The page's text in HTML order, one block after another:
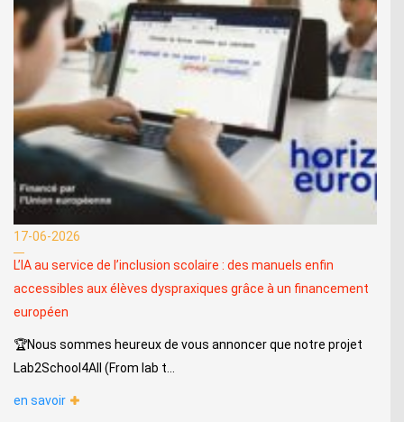
17-06-2026
L’IA au service de l’inclusion scolaire : des manuels enfin
accessibles aux élèves dyspraxiques grâce à un financement
européen
🏆Nous sommes heureux de vous annoncer que notre projet
Lab2School4All (From lab t...
en savoir